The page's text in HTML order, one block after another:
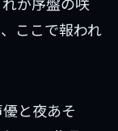
ここで報われ
と夜あそ